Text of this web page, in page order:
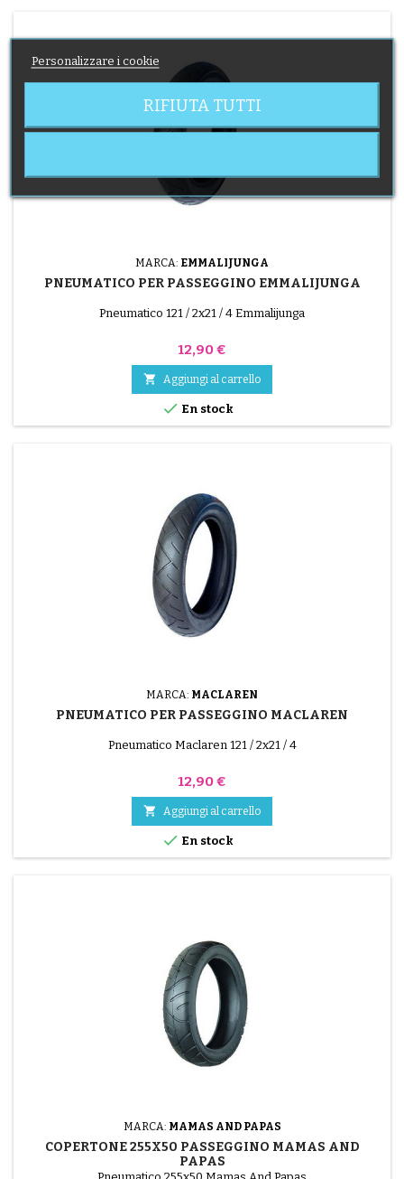
MARCA: EMMALIJUNGA
PNEUMATICO PER PASSEGGINO EMMALIJUNGA
Pneumatico 121 / 2x21 / 4 Emmalijunga
Prezzo
12,90 €
 Aggiungi al carrello
 En stock
MARCA: MACLAREN
PNEUMATICO PER PASSEGGINO MACLAREN
Pneumatico Maclaren 121 / 2x21 / 4
Prezzo
12,90 €
 Aggiungi al carrello
 En stock
MARCA: MAMAS AND PAPAS
COPERTONE 255X50 PASSEGGINO MAMAS AND
PAPAS
Personalizzare i cookie
RIFIUTA TUTTI